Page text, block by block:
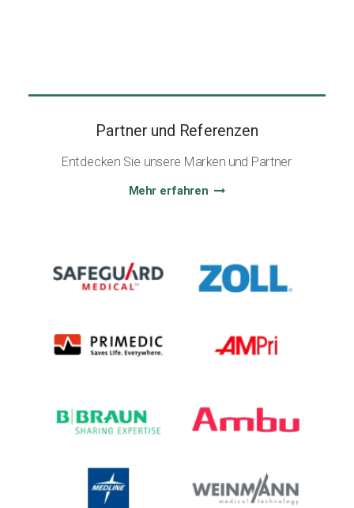
Partner und Referenzen
Entdecken Sie unsere Marken und Partner
Mehr erfahren